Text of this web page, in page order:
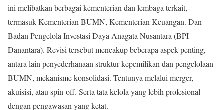
ini melibatkan berbagai kementerian dan lembaga terkait,
termasuk Kementerian BUMN, Kementerian Keuangan. Dan
Badan Pengelola Investasi Daya Anagata Nusantara (BPI
Danantara). Revisi tersebut mencakup beberapa aspek penting,
antara lain penyederhanaan struktur kepemilikan dan pengelolaan
BUMN, mekanisme konsolidasi. Tentunya melalui merger,
akuisisi, atau spin-off. Serta tata kelola yang lebih profesional
dengan pengawasan yang ketat.